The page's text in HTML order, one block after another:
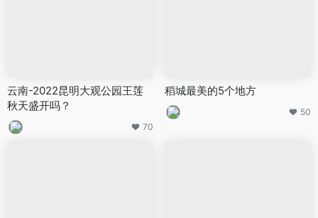
云南-2022昆明大观公园王莲
秋天盛开吗？
70
稻城最美的5个地方
50